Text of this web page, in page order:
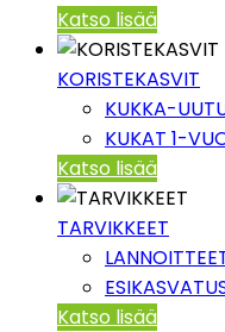
Katso lisää
KORISTEKASVIT
KUKKA-
KUKAT 1-
Katso lisää
TARVIKKEET
Katso lisää